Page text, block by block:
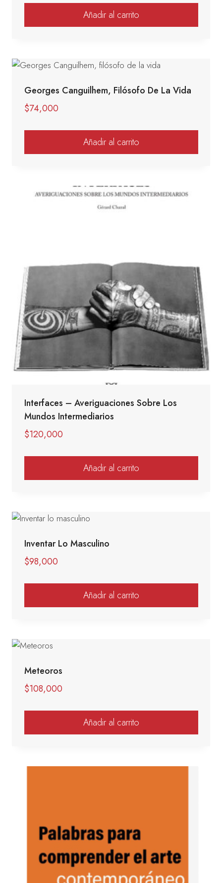
Añadir al carrito
Georges Canguilhem, Filósofo De La Vida
$74,000
Añadir al carrito
Interfaces – Averiguaciones Sobre Los
Mundos Intermediarios
$120,000
Añadir al carrito
Inventar Lo Masculino
$98,000
Añadir al carrito
Meteoros
$108,000
Añadir al carrito